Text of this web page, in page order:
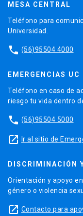
MESA CENTRAL
Teléfono para
Universidad.
phone (56)95504 4000
EMERGENCIAS UC
Teléfono en caso de
riesgo tu vida dentro
phone (56)95504 5000
launch Ir al sitio de
DISCRIMINACIÓN
Orientación y apoyo
género o violencia
launch Contacto para